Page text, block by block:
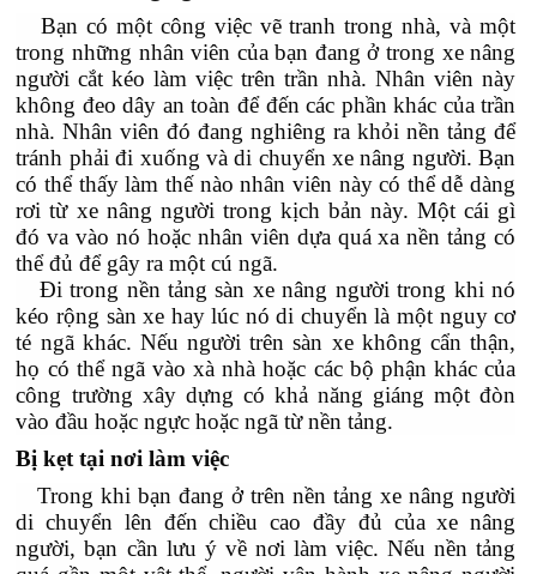
Bạn có một công việc vẽ tranh trong nhà, và một
trong những nhân viên của bạn đang ở trong xe nâng
người cắt kéo làm việc trên trần nhà. Nhân viên này
không đeo dây an toàn để đến các phần khác của trần
nhà. Nhân viên đó đang nghiêng ra khỏi nền tảng để
tránh phải đi xuống và di chuyển xe nâng người. Bạn
có thể thấy làm thế nào nhân viên này có thể dễ dàng
rơi từ xe nâng người trong kịch bản này. Một cái gì
đó va vào nó hoặc nhân viên dựa quá xa nền tảng có
thể đủ để gây ra một cú ngã.
Đi trong nền tảng sàn xe nâng người trong khi nó
kéo rộng sàn xe hay lúc nó di chuyển là một nguy cơ
té ngã khác. Nếu người trên sàn xe không cẩn thận,
họ có thể ngã vào xà nhà hoặc các bộ phận khác của
công trường xây dựng có khả năng giáng một đòn
vào đầu hoặc ngực hoặc ngã từ nền tảng.
Bị kẹt tại nơi làm việc
Trong khi bạn đang ở trên nền tảng xe nâng người
di chuyển lên đến chiều cao đầy đủ của xe nâng
người, bạn cần lưu ý về nơi làm việc. Nếu nền tảng